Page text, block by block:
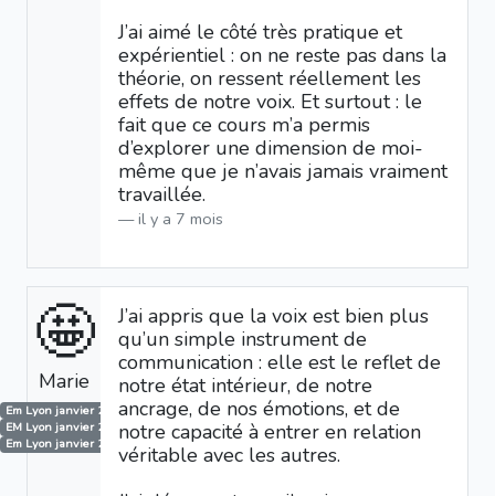
J’ai aimé le côté très pratique et
expérientiel : on ne reste pas dans la
théorie, on ressent réellement les
effets de notre voix. Et surtout : le
fait que ce cours m’a permis
d’explorer une dimension de moi-
même que je n’avais jamais vraiment
travaillée.
il y a 7 mois
🤩
Marie
Em Lyon janvier 2023
EM Lyon janvier 2024
Em Lyon janvier 2025
J’ai appris que la voix est bien plus
qu’un simple instrument de
communication : elle est le reflet de
notre état intérieur, de notre
ancrage, de nos émotions, et de
notre capacité à entrer en relation
véritable avec les autres.